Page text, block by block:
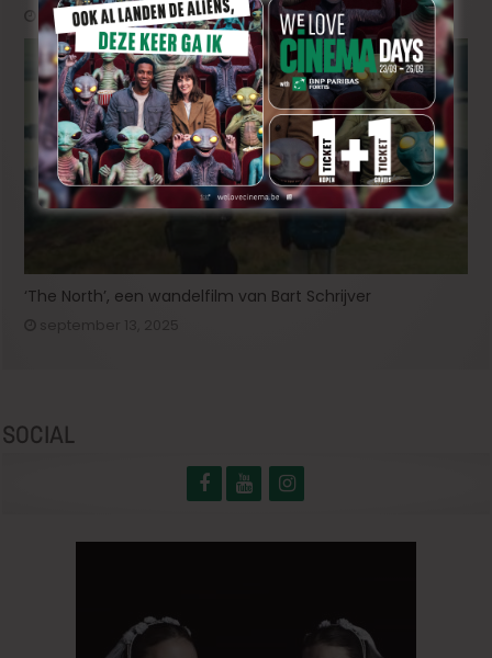
oktober 28, 2025
‘The North’, een wandelfilm van Bart Schrijver
september 13, 2025
SOCIAL